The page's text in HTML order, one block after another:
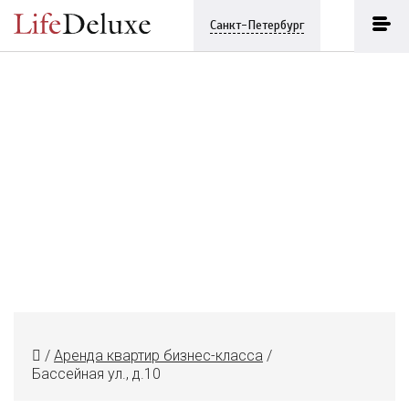
Санкт-Петербург
/ Аренда квартир бизнес-класса /
Бассейная ул., д.10